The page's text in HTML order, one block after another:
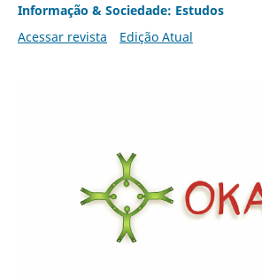
Informação & Sociedade: Estudos
Acessar revista
Edição Atual